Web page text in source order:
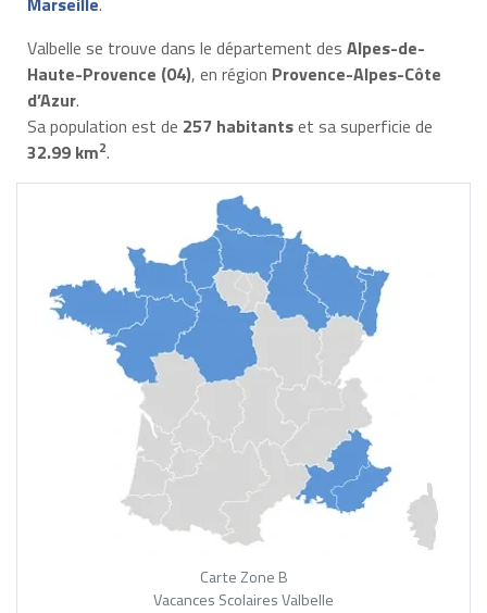
Valbelle se trouve dans le département des Alpes-de-
Haute-Provence (04), en région Provence-Alpes-Côte
d’Azur.
Sa population est de 257 habitantset sa superficie de
32.99 km2.
Carte Zone B
Vacances Scolaires Valbelle